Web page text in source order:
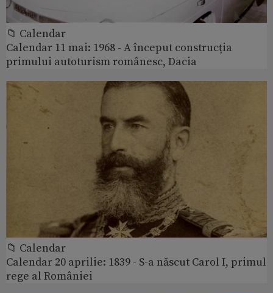
📁 Calendar
Calendar 11 mai: 1968 - A început construcția
primului autoturism românesc, Dacia
📁 Calendar
Calendar 20 aprilie: 1839 - S-a născut Carol I, primul
rege al României